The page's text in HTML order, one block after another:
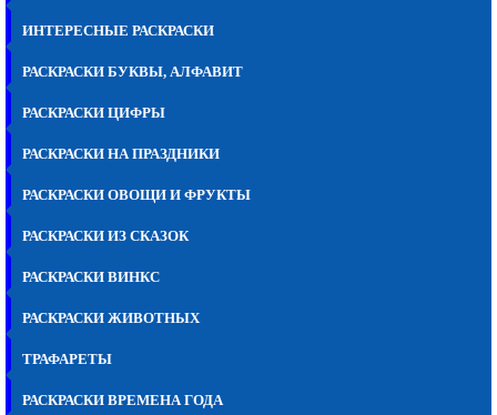
ИНТЕРЕСНЫЕ РАСКРАСКИ
РАСКРАСКИ БУКВЫ, АЛФАВИТ
РАСКРАСКИ ЦИФРЫ
РАСКРАСКИ НА ПРАЗДНИКИ
РАСКРАСКИ ОВОЩИ И ФРУКТЫ
РАСКРАСКИ ИЗ СКАЗОК
РАСКРАСКИ ВИНКС
РАСКРАСКИ ЖИВОТНЫХ
ТРАФАРЕТЫ
РАСКРАСКИ ВРЕМЕНА ГОДА